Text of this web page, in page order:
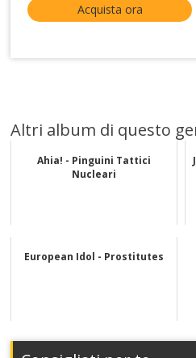
Acquista ora
Altri album di questo
Ahia! - Pinguini Tattici
Nucleari
European Idol - Prostitutes